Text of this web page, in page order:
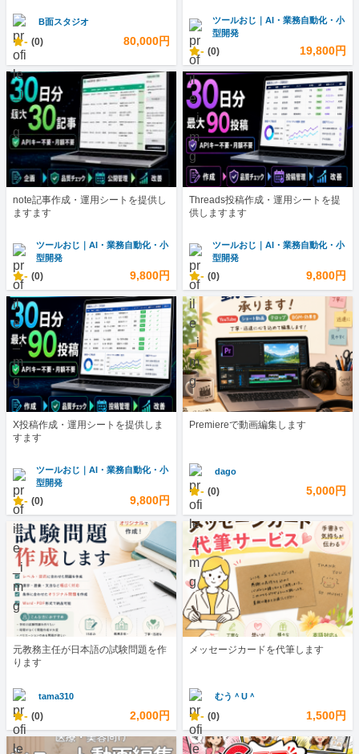
B面スタジオ
- (0) 80,000円
ツールおじ｜AI・業務自動化・小
型開発
- (0) 19,800円
note記事作成・運用シートを提供し
ますます
ツールおじ｜AI・業務自動化・小
型開発
- (0) 9,800円
Threads投稿作成・運用シートを提
供しますます
ツールおじ｜AI・業務自動化・小
型開発
- (0) 9,800円
X投稿作成・運用シートを提供しま
すます
ツールおじ｜AI・業務自動化・小
型開発
- (0) 9,800円
Premiereで動画編集します
dago
- (0) 5,000円
元教務主任が日本語の試験問題を作
ります
tama310
- (0) 2,000円
メッセージカードを代筆します
むう＾U＾
- (0) 1,500円